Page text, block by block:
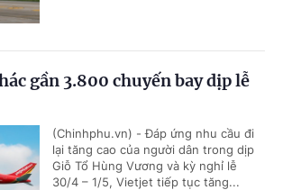
gần 3.800 chuyến bay dịp lễ
(Chinhphu.vn) - Đáp ứng nhu cầu đi
lại tăng cao của người dân trong dịp
Giỗ Tổ Hùng Vương và kỳ nghỉ lễ
30/4 – 1/5, Vietjet tiếp tục tăng...